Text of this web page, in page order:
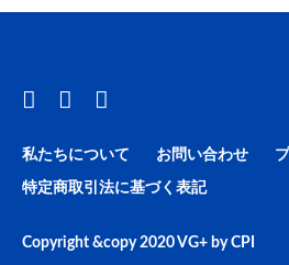
私たちについて お問い合わせ
特定商取引法に基づく表記
Copyright &copy 2020VG+ byCPI